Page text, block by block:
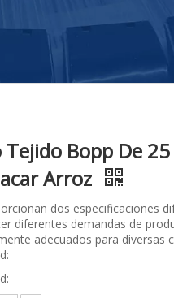
Tejido Bopp De
Arroz
dos especificaciones
diferentes demandas de
adecuados para diversas